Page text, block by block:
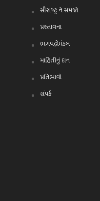
સૌરાષ્ટ્ર ને સમજો
પ્રસ્તાવના
ભગવદ્ગોમંડલ
માહિતીનું દાન
પ્રતિભાવો
સંપર્ક